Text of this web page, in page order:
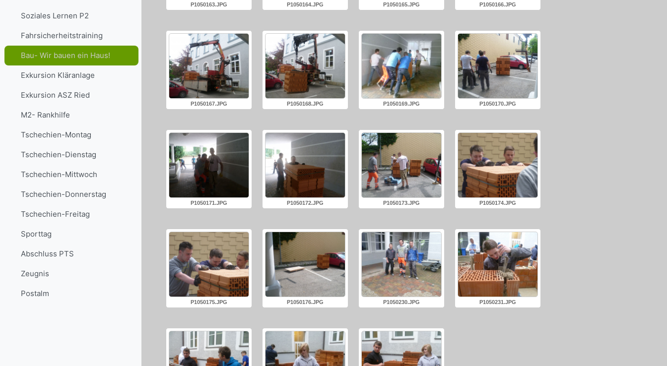
Soziales Lernen P2
Fahrsicherheitstraining
Bau- Wir bauen ein Haus!
Exkursion Kläranlage
Exkursion ASZ Ried
M2- Rankhilfe
Tschechien-Montag
Tschechien-Dienstag
Tschechien-Mittwoch
Tschechien-Donnerstag
Tschechien-Freitag
Sporttag
Abschluss PTS
Zeugnis
Postalm
P1050163.JPG P1050164.JPG P1050165.JPG P1050166.JPG
P1050167.JPG P1050168.JPG P1050169.JPG P1050170.JPG
P1050171.JPG P1050172.JPG P1050173.JPG P1050174.JPG
P1050175.JPG P1050176.JPG P1050230.JPG P1050231.JPG